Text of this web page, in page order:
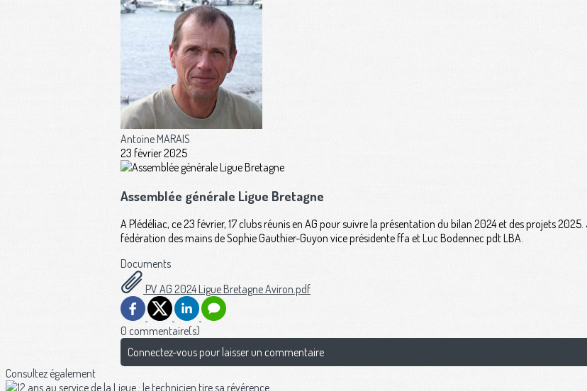
Antoine MARAIS
23 février 2025
Assemblée générale Ligue Bretagne
A Plédéliac, ce 23 février, 17 clubs réunis en AG pour suivre la présentation du bilan 2024 et des projets
fédération des mains de Sophie Gauthier-Guyon vice présidente ffa et Luc Bodennec pdt LBA.
Documents
PV AG 2024 Ligue Bretagne Aviron.pdf
0 commentaire(s)
Connectez-vous pour laisser un commentaire
Consultez également